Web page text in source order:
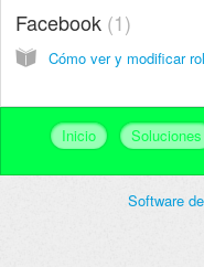
Facebook 1
Cómo ver y modificar
Inicio Soluciones
Software